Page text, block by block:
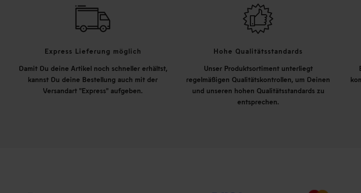
Express Lieferung möglich
Damit Du deine Artikel noch schneller erhältst,
kannst Du deine Bestellung auch mit der
Versandart "Express" aufgeben.
Hohe Qualitätsstandards
Unser Produktsortiment unterliegt
regelmäßigen Qualitätskontrollen, um Deinen
und unseren hohen Qualitätsstandards zu
entsprechen.